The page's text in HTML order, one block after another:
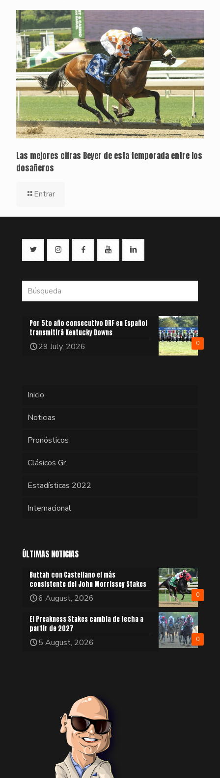
Las mejores cifras Beyer de esta temporada entre los
dosañeros
Entrar
0
Por 5to año consecutivo DRF en Español
transmitirá Kentucky Downs
29 July, 2026
Inicio
Noticias
Pronósticos
Clásicos Gr.
Estadísticas 2022
Internacional
ÚLTIMAS NOTICIAS
0
Buttah con Castellano el más
consistente del John Morrissey Stakes
6 August, 2026
0
El Preakness Stakes cambia de fecha a
partir de 2027
5 August, 2026